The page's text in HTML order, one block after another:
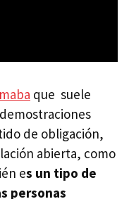
que suele
de obligación,
abierta, como
es un tipo de
personas